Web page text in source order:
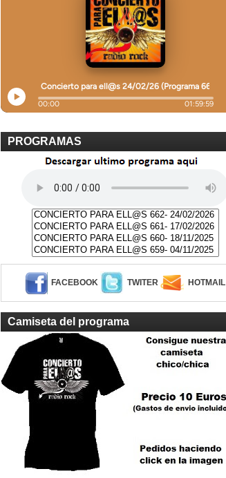
PROGRAMAS
FACEBOOK TWITER HOTMAIL
Camiseta del programa